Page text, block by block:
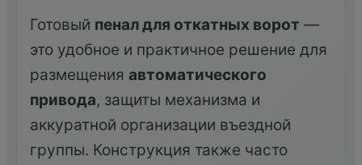
Готовый пенал для откатных ворот —
это удобное и практичное решение для
размещения автоматического
привода, защиты механизма и
аккуратной организации въездной
группы. Конструкция также часто